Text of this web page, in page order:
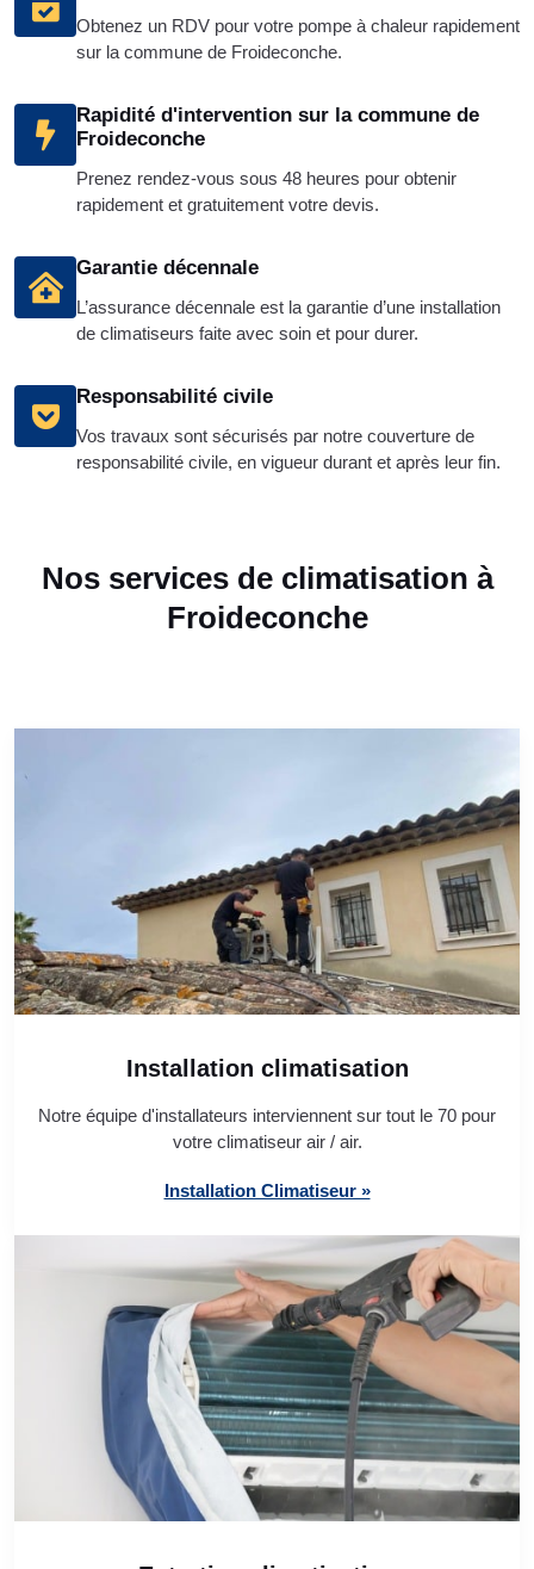
Obtenez un RDV pour votre pompe à chaleur rapidement
sur la commune de Froideconche.
Rapidité d'intervention sur la commune de
Froideconche
Prenez rendez-vous sous 48 heures pour obtenir
rapidement et gratuitement votre devis.
Garantie décennale
L’assurance décennale est la garantie d’une installation
de climatiseurs faite avec soin et pour durer.
Responsabilité civile
Vos travaux sont sécurisés par notre couverture de
responsabilité civile, en vigueur durant et après leur fin.
Nos services de climatisation à
Froideconche
Installation climatisation
Notre équipe d'installateurs interviennent sur tout le 70 pour
votre climatiseur air / air.
Installation Climatiseur »